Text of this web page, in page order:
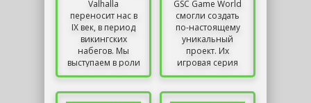
Valhalla
переносит нас в
IX век, в период
викингских
набегов. Мы
выступаем в роли
Эвора, воина,
GSC Game World
смогли создать
по-настоящему
уникальный
проект. Их
игровая серия
Сталкер живёт до